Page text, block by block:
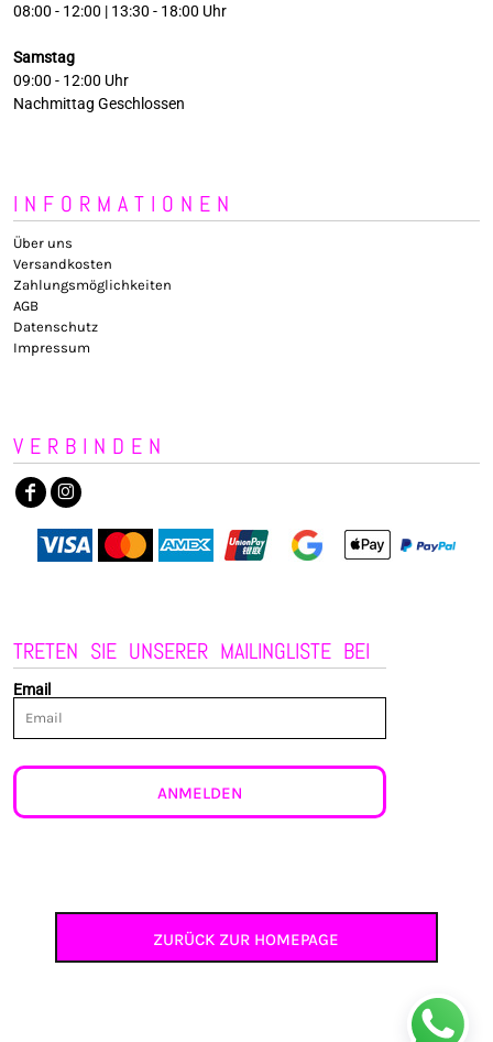
08:00 - 12:00 | 13:30 - 18:00 Uhr
Samstag
09:00 - 12:00 Uhr
Nachmittag Geschlossen
INFORMATIONEN
Über uns
Versandkosten
Zahlungsmöglichkeiten
AGB
Datenschutz
Impressum
VERBINDEN
TRETEN SIE UNSERER MAILINGLISTE BEI
Email
ANMELDEN
ZURÜCK ZUR HOMEPAGE